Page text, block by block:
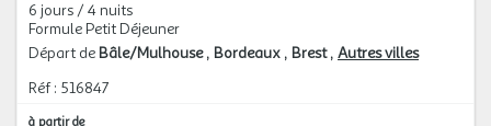
6 jours / 4 nuits
Formule Petit Déjeuner
Départ de Bâle/Mulhouse Bordeaux Brest Autres villes
Réf : 516847
à partir de